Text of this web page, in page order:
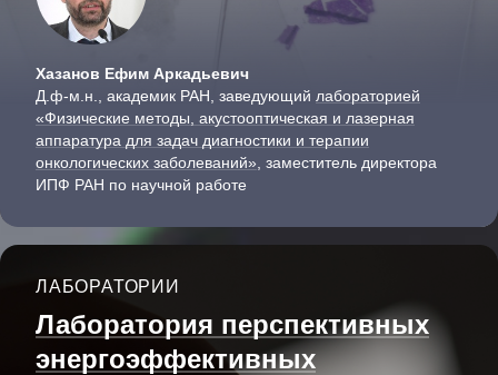
Хазанов Ефим Аркадьевич
Д.ф-м.н., академик РАН, заведующий лабораторией
«Физические методы, акустооптическая и лазерная
аппаратура для задач диагностики и терапии
онкологических заболеваний» , заместитель директора
ИПФ РАН по научной работе
ЛАБОРАТОРИИ
Лаборатория перспективных
энергоэффек­тивных